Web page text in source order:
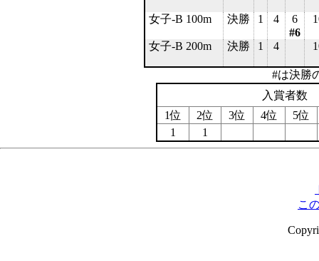
女子-B 100m 決勝 1 4
6
#6
女子-B 200m 決勝 1 4
#は決勝
入賞者数
1位
2位 3位 4位
5位
1
1
こ